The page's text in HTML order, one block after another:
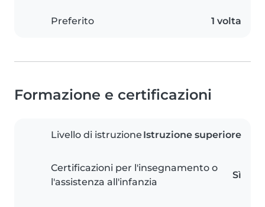
Preferito 1 volta
Formazione e certificazioni
Livello di istruzione Istruzione superiore
Certificazioni per l'insegnamento o
l'assistenza all'infanzia
Sì